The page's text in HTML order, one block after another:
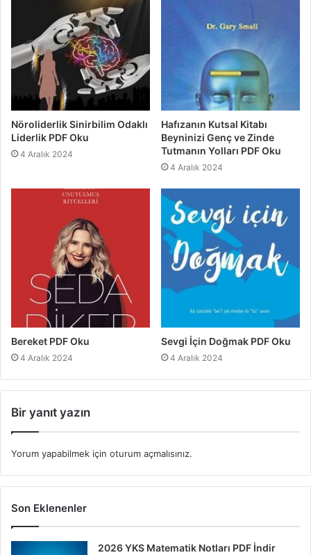
Nöroliderlik Sinirbilim Odaklı
Liderlik PDF Oku
4 Aralık 2024
Hafızanın Kutsal Kitabı
Beyninizi Genç ve Zinde
Tutmanın Yolları PDF Oku
4 Aralık 2024
Bereket PDF Oku
4 Aralık 2024
Sevgi İçin Doğmak PDF Oku
4 Aralık 2024
Bir yanıt yazın
Yorum yapabilmek için oturum açmalısınız.
Son Eklenenler
2026 YKS Matematik Notları PDF İndir